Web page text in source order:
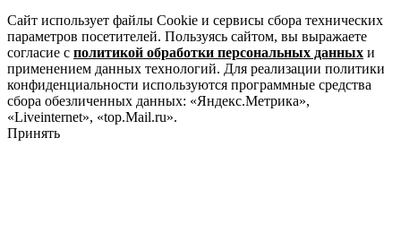
Сайт использует файлы Cookie и сервисы сбора технических
параметров посетителей. Пользуясь сайтом, вы выражаете
согласие с политикой обработки персональных данных и
применением данных технологий. Для реализации политики
конфиденциальности используются программные средства
сбора обезличенных данных: «Яндекс.Метрика»,
«Liveinternet», «top.Mail.ru».
Принять